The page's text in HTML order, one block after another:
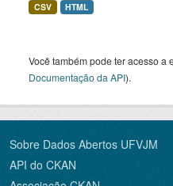
CSV HTML
Você também pode ter acesso a
Documentação da API).
Sobre Dados Abertos UFVJM
API do CKAN